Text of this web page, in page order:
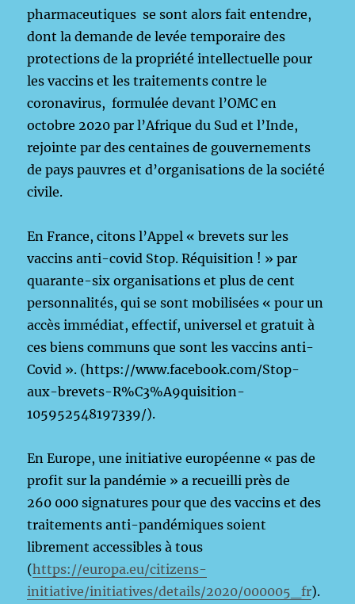
pharmaceutiques se sont alors fait entendre,
dont la demande de levée temporaire des
protections de la propriété intellectuelle pour
les vaccins et les traitements contre le
coronavirus, formulée devant l’OMC en
octobre 2020 par l’Afrique du Sud et l’Inde,
rejointe par des centaines de gouvernements
de pays pauvres et d’organisations de la société
civile.
En France, citons l’Appel « brevets sur les
vaccins anti-covid Stop. Réquisition ! » par
quarante-six organisations et plus de cent
personnalités, qui se sont mobilisées « pour un
accès immédiat, effectif, universel et gratuit à
ces biens communs que sont les vaccins anti-
Covid ». (https://www.facebook.com/Stop-
aux-brevets-R%C3%A9quisition-
105952548197339/).
En Europe, une initiative européenne « pas de
profit sur la pandémie » a recueilli près de
260 000 signatures pour que des vaccins et des
traitements anti-pandémiques soient
librement accessibles à tous
(https://europa.eu/citizens-
initiative/initiatives/details/2020/000005_fr).